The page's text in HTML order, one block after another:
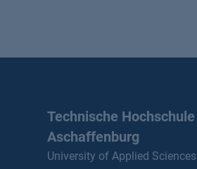
Technische Hochschule
Aschaffenburg
University of Applied Sciences